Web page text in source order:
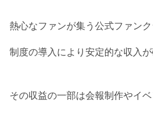
熱心なファンが集う公式ファン
制度の導入により安定的な収入が
その収益の一部は会報制作やイ